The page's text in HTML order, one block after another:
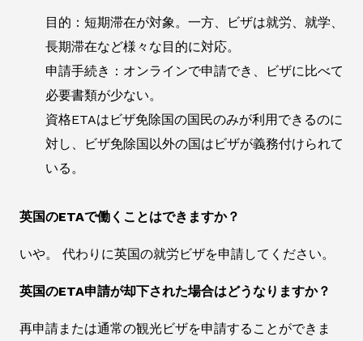
目的：短期滞在が対象。一方、ビザは就労、就学、
長期滞在など様々な目的に対応。
申請手続き：オンラインで申請でき、ビザに比べて
必要書類が少ない。
資格ETAはビザ免除国の国民のみが利用できるのに
対し、ビザ免除国以外の国はビザが義務付けられて
いる。
英国のETAで働くことはできますか？
いや。 代わりに英国の就労ビザを申請してください。
英国のETA申請が却下された場合はどうなりますか？
再申請または通常の観光ビザを申請することができま